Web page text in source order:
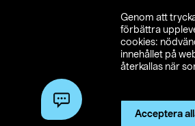
Genom att
förbättra
cookies:
innehållet på
återkallas när
Acceptera